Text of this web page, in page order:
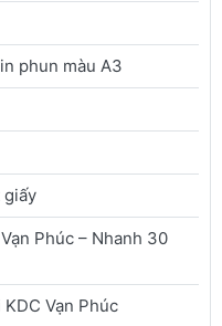
phun màu A3
giấy
Phúc – Nhanh 30
Vạn Phúc